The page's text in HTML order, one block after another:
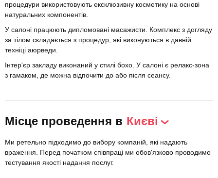
процедури використовують ексклюзивну косметику на основі
натуральних компонентів.
У салоні працюють дипломовані масажисти. Комплекс з догляду
за тілом складається з процедур, які виконуються в давній
техніці аюрведи.
Інтер'єр закладу виконаний у стилі бохо. У салоні є релакс-зона
з гамаком, де можна відпочити до або після сеансу.
Місце проведення в Києві
Ми ретельно підходимо до вибору компаній, які надають
враження. Перед початком співпраці ми обов'язково проводимо
тестування якості надання послуг.